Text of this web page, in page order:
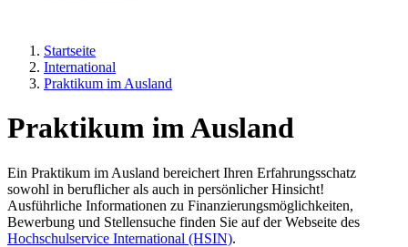
Startseite
International
Praktikum im Ausland
Praktikum im Ausland
Ein Praktikum im Ausland bereichert Ihren Erfahrungsschatz
sowohl in beruflicher als auch in persönlicher Hinsicht!
Ausführliche Informationen zu Finanzierungsmöglichkeiten,
Bewerbung und Stellensuche finden Sie auf der Webseite des
Hochschulservice International (HSIN).